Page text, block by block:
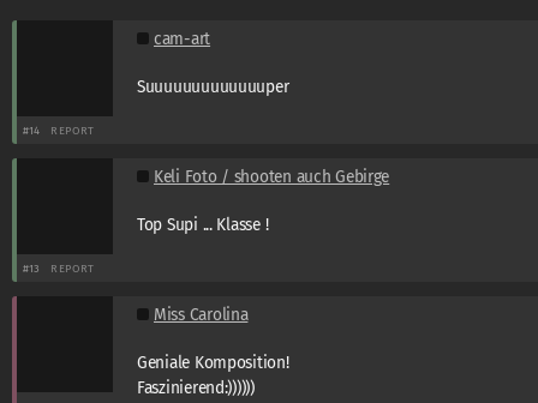
cam-art
Suuuuuuuuuuuuuper
#14 REPORT
Keli Foto / shooten auch Gebirge
Top Supi ... Klasse !
#13 REPORT
Miss Carolina
Geniale Komposition!
Faszinierend:))))))